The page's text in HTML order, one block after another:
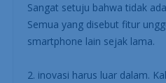
Sangat setuju bahwa tidak
Semua yang disebut fitur
smartphone lain sejak lama.
2. inovasi harus luar dalam.